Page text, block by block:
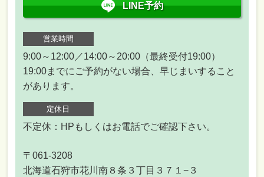
LINE予約
営業時間
9:00～12:00／14:00～20:00（最終受付19:00）
19:00までにご予約がない場合、早じまいすること
があります。
定休日
不定休：HPもしくはお電話でご確認下さい。
〒061-3208
北海道石狩市花川南８条３丁目３７１−３